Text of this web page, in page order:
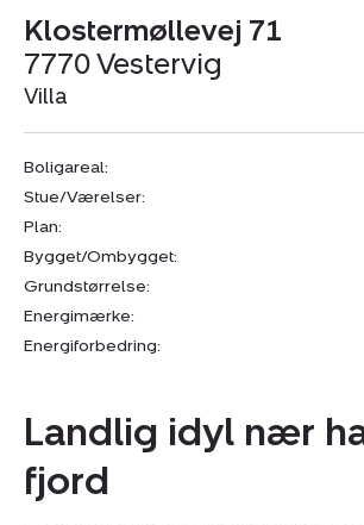
Klostermøllevej 71
7770 Vestervig
Villa
Boligareal:
Stue/Værelser:
Plan:
Bygget/Ombygget:
Grundstørrelse:
Energimærke:
Energiforbedring:
Landlig idyl nær
fjord